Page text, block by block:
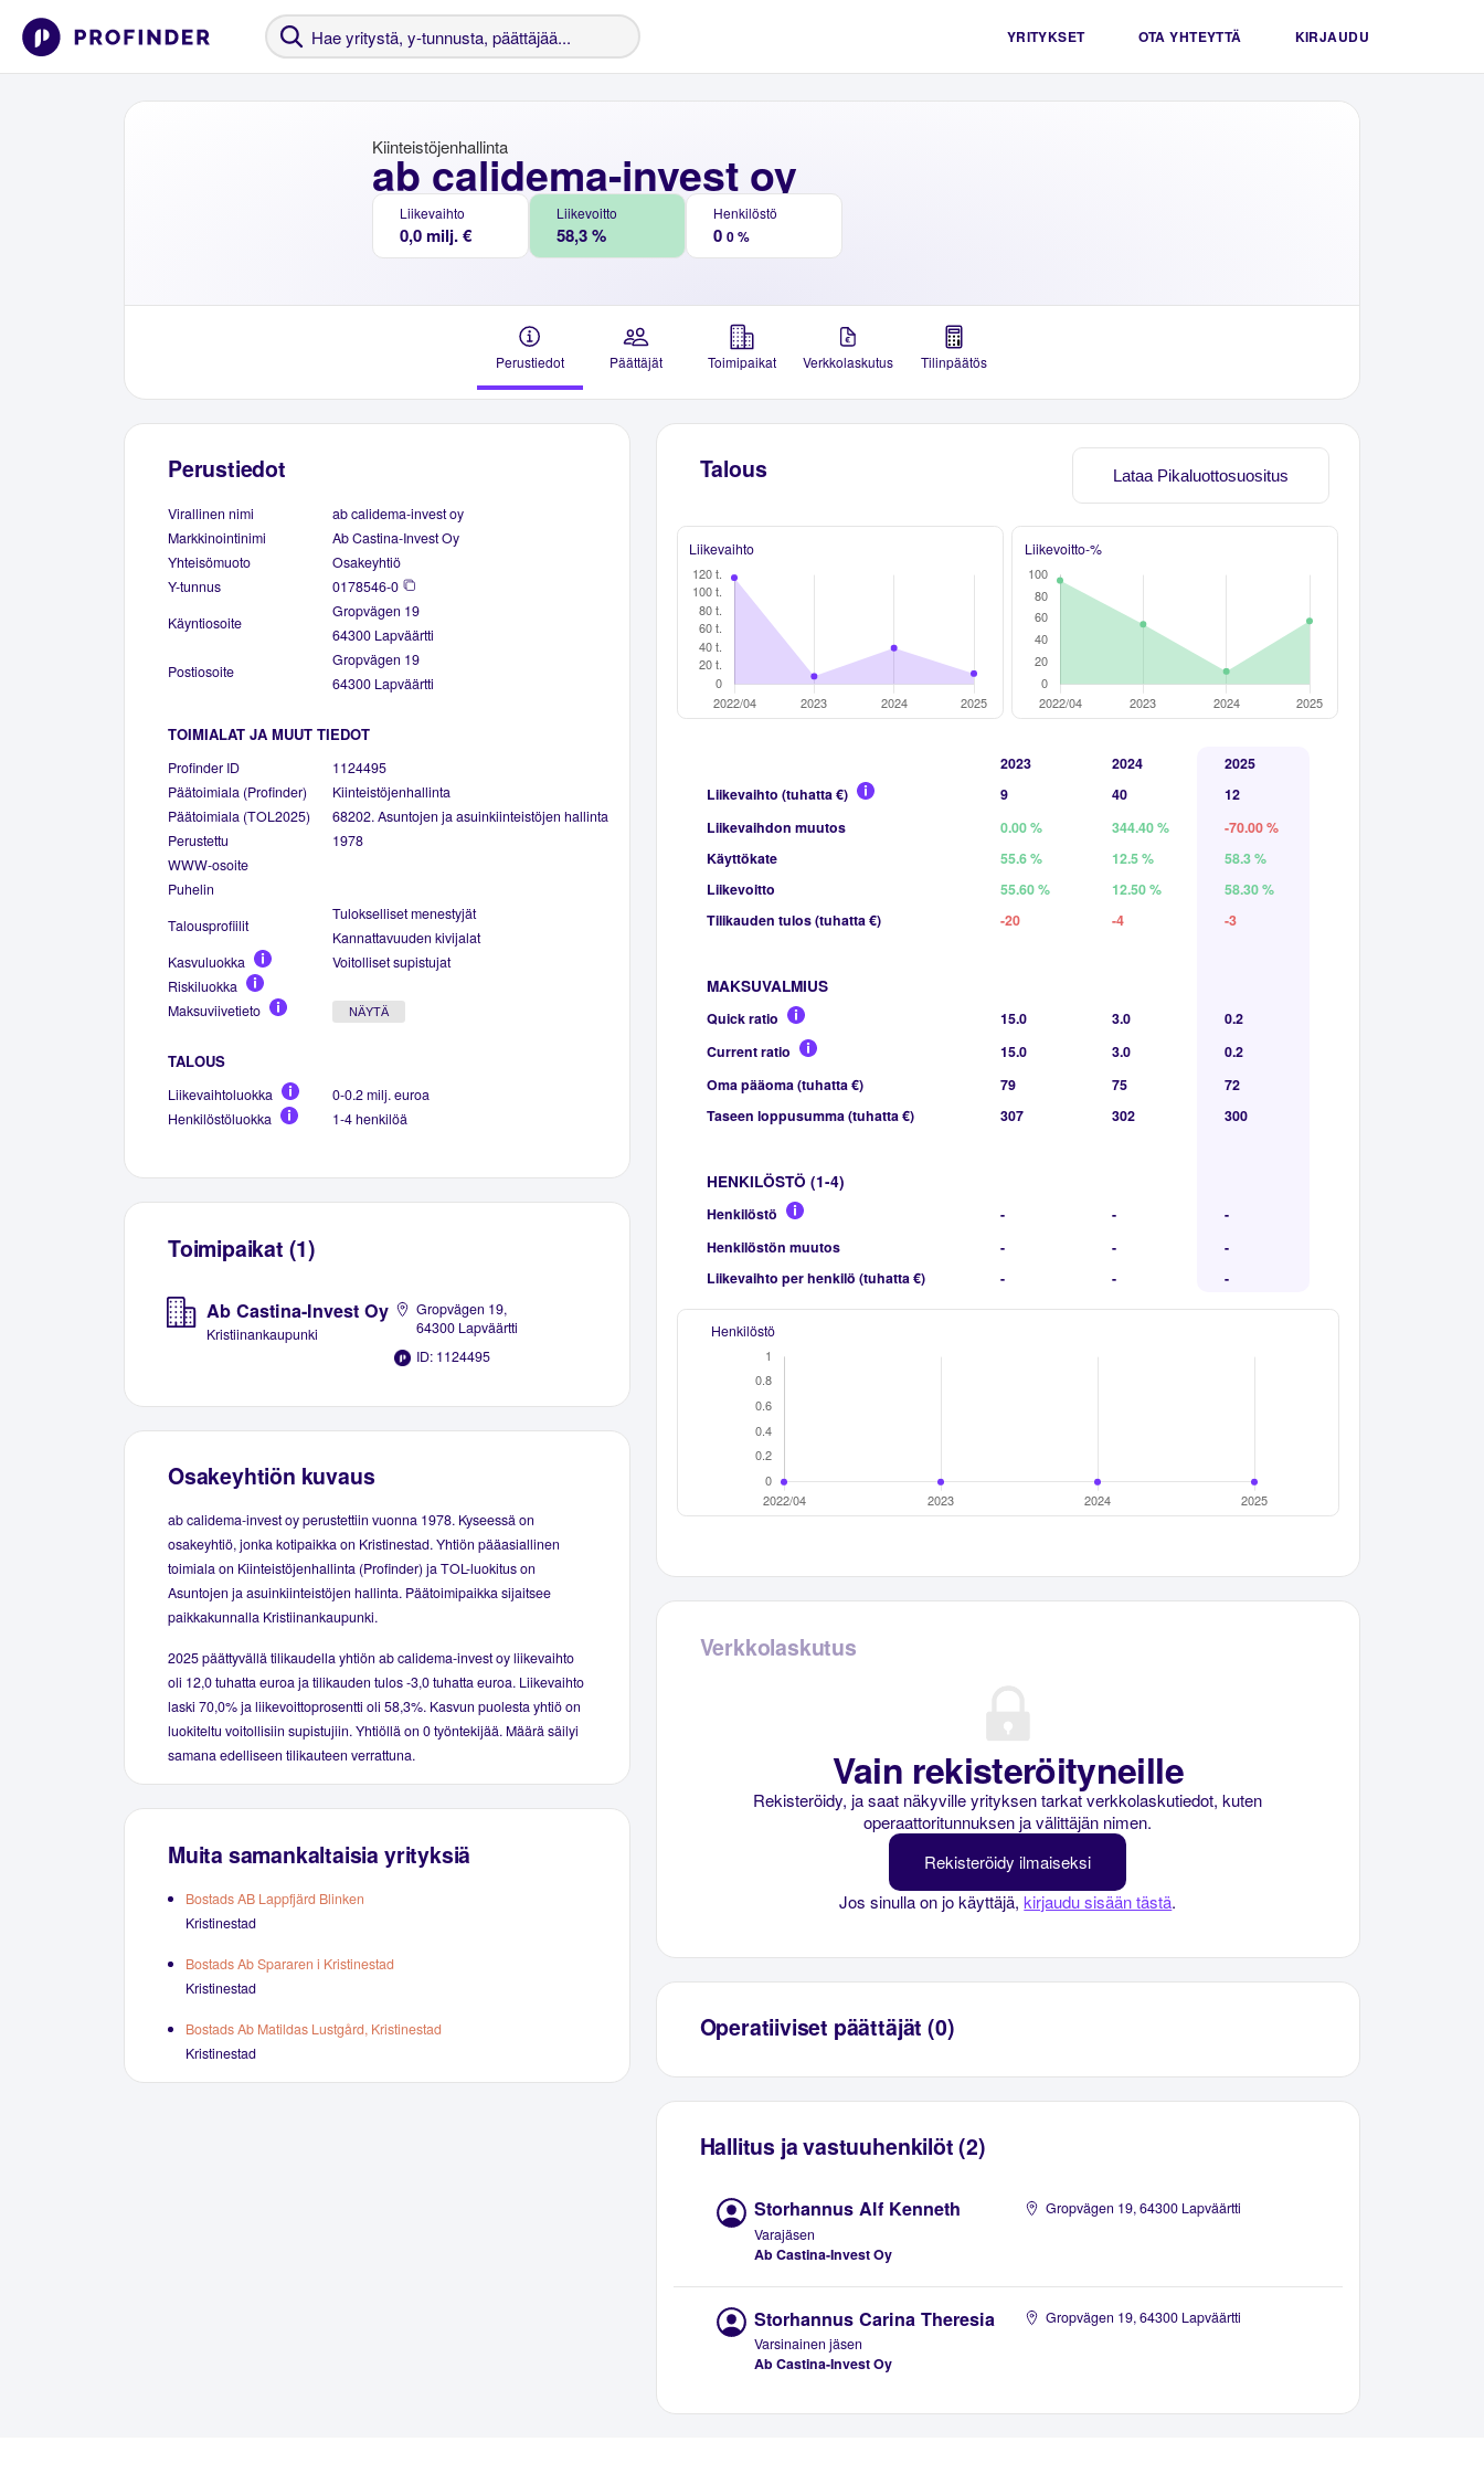
YRITYKSET OTA YHTEYTTÄ KIRJAUDU
ab calidema-invest oy
Kiinteistöjenhallinta
Liikevaihto
0,0 milj. €
Liikevoitto
58,3 %
Henkilöstö
0 0 %
Perustiedot Päättäjät Toimipaikat Verkkolaskutus Tilinpäätös
Perustiedot
Virallinen nimi
ab calidema-invest oy
Markkinointinimi
Ab Castina-Invest Oy
Yhteisömuoto
Osakeyhtiö
Y-tunnus
0178546-0
Käyntiosoite
Gropvägen 19
64300 Lapväärtti
Postiosoite
Gropvägen 19
64300 Lapväärtti
TOIMIALAT JA MUUT TIEDOT
Profinder ID
1124495
Päätoimiala (Profinder)
Kiinteistöjenhallinta
Päätoimiala (TOL2025)
68202. Asuntojen ja asuinkiinteistöjen hallinta
Perustettu
1978
WWW-osoite
Puhelin
Talousprofiilit
Tulokselliset menestyjät
Kannattavuuden kivijalat
Kasvuluokka
Voitolliset supistujat
Riskiluokka
Maksuviivetieto
NÄYTÄ
TALOUS
Liikevaihtoluokka
0-0.2 milj. euroa
Henkilöstöluokka
1-4 henkilöä
Toimipaikat (1)
Ab Castina-Invest Oy
Kristiinankaupunki
Gropvägen 19,
64300 Lapväärtti
ID: 1124495
Osakeyhtiön kuvaus
ab calidema-invest oy perustettiin vuonna 1978. Kyseessä on
osakeyhtiö, jonka kotipaikka on Kristinestad. Yhtiön pääasiallinen
toimiala on Kiinteistöjenhallinta (Profinder) ja TOL-luokitus on
Asuntojen ja asuinkiinteistöjen hallinta. Päätoimipaikka sijaitsee
paikkakunnalla Kristiinankaupunki.
2025 päättyvällä tilikaudella yhtiön ab calidema-invest oy liikevaihto
oli 12,0 tuhatta euroa ja tilikauden tulos -3,0 tuhatta euroa. Liikevaihto
laski 70,0% ja liikevoittoprosentti oli 58,3%. Kasvun puolesta yhtiö on
luokiteltu voitollisiin supistujiin. Yhtiöllä on 0 työntekijää. Määrä säilyi
samana edelliseen tilikauteen verrattuna.
Muita samankaltaisia yrityksiä
Bostads AB Lappfjärd Blinken
Kristinestad
Bostads Ab Spararen i Kristinestad
Kristinestad
Bostads Ab Matildas Lustgård, Kristinestad
Kristinestad
Lataa Pikaluottosuositus
Talous
Liikevaihto Liikevoitto-%
2023 2024
2025
Liikevaihto (tuhatta €)
9 40
12
Liikevaihdon muutos
0.00 % 344.40 %
-70.00 %
Käyttökate
55.6 % 12.5 %
58.3 %
Liikevoitto
55.60 % 12.50 %
58.30 %
Tilikauden tulos (tuhatta €)
-20 -4 -3
MAKSUVALMIUS
Quick ratio 15.0 3.0
0.2
Current ratio
15.0 3.0
0.2
Oma pääoma (tuhatta €)
79 75
72
Taseen loppusumma (tuhatta €)
307 302 300
HENKILÖSTÖ (1-4)
Henkilöstö - -
-
Henkilöstön muutos
- -
-
Liikevaihto per henkilö (tuhatta €)
- - -
Henkilöstö
Verkkolaskutus
Vain rekisteröityneille
Rekisteröidy, ja saat näkyville yrityksen tarkat verkkolaskutiedot, kuten
operaattoritunnuksen ja välittäjän nimen.
Rekisteröidy ilmaiseksi
Jos sinulla on jo käyttäjä,kirjaudu sisään tästä.
Operatiiviset päättäjät (0)
Hallitus ja vastuuhenkilöt (2)
Storhannus Alf Kenneth
Varajäsen
Ab Castina-Invest Oy
Gropvägen 19, 64300 Lapväärtti
Storhannus Carina Theresia
Varsinainen jäsen
Ab Castina-Invest Oy
Gropvägen 19, 64300 Lapväärtti